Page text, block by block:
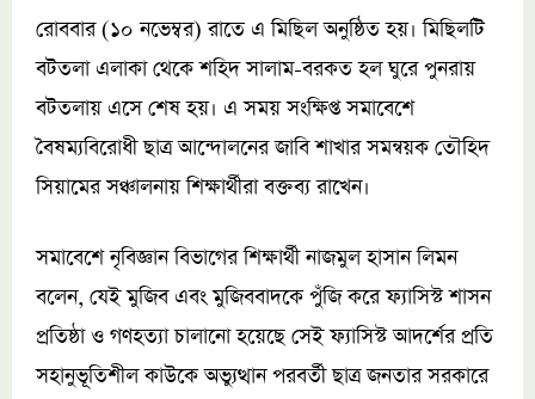
রোববার (১০ নভেম্বর) রাতে এ মিছিল অনুষ্ঠিত হয়। মিছিলটি
বটতলা এলাকা থেকে শহিদ সালাম-বরকত হল ঘুরে পুনরায়
বটতলায় এসে শেষ হয়। এ সময় সংক্ষিপ্ত সমাবেশে
বৈষম্যবিরোধী ছাত্র আন্দোলনের জাবি শাখার সমন্বয়ক তৌহিদ
সিয়ামের সঞ্চালনায় শিক্ষার্থীরা বক্তব্য রাখেন।
সমাবেশে নৃবিজ্ঞান বিভাগের শিক্ষার্থী নাজমুল হাসান লিমন
বলেন, যেই মুজিব এবং মুজিববাদকে পুঁজি করে ফ্যাসিস্ট শাসন
প্রতিষ্ঠা ও গণহত্যা চালানো হয়েছে সেই ফ্যাসিস্ট আদর্শের প্রতি
সহানুভূতিশীল কাউকে অভ্যুত্থান পরবর্তী ছাত্র জনতার সরকারে